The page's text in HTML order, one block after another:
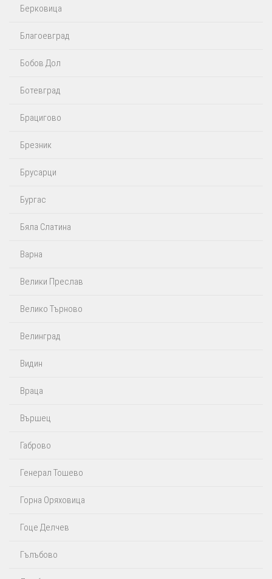
Берковица
Благоевград
Бобов Дол
Ботевград
Брацигово
Брезник
Брусарци
Бургас
Бяла Слатина
Варна
Велики Преслав
Велико Търново
Велинград
Видин
Враца
Вършец
Габрово
Генерал Тошево
Горна Оряховица
Гоце Делчев
Гълъбово